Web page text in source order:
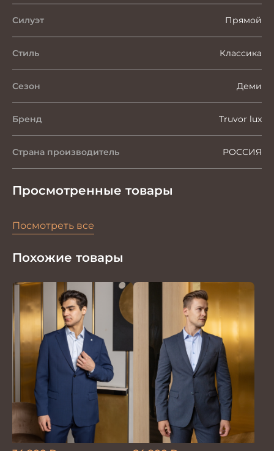
Силуэт Прямой
Стиль Классика
Сезон Деми
Бренд Truvor lux
Страна производитель РОССИЯ
Просмотренные товары
Посмотреть все
Похожие товары